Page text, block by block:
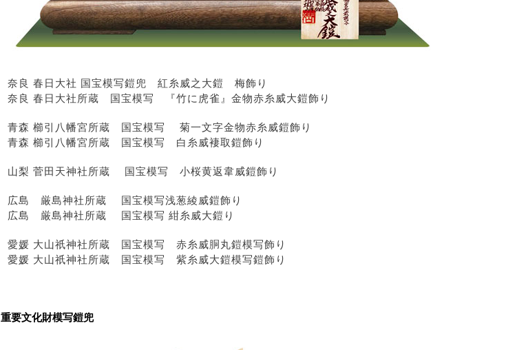
奈良 春日大社 国宝模写鎧兜 紅糸威之大鎧 梅飾り
奈良 春日大社所蔵 国宝模写 『竹に虎雀』金物赤糸威大鎧飾り
青森 櫛引八幡宮所蔵 国宝模写 菊一文字金物赤糸威鎧飾り
青森 櫛引八幡宮所蔵 国宝模写 白糸威褄取鎧飾り
山梨 菅田天神社所蔵 国宝模写 小桜黄返韋威鎧飾り
広島 厳島神社所蔵 国宝模写浅葱綾威鎧飾り
広島 厳島神社所蔵 国宝模写 紺糸威大鎧り
愛媛 大山祇神社所蔵 国宝模写 赤糸威胴丸鎧模写飾り
愛媛 大山祇神社所蔵 国宝模写 紫糸威大鎧模写鎧飾り
重要文化財模写鎧兜